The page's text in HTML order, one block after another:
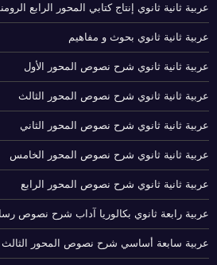
عربية ثانية ثانوي إنتاج كتابي المحور الرابع
عربية ثانية ثانوي بحوث و مفاهيم
عربية ثانية ثانوي شرح نصوص المحور الأول
عربية ثانية ثانوي شرح نصوص المحور الثالث
عربية ثانية ثانوي شرح نصوص المحور الثاني
عربية ثانية ثانوي شرح نصوص المحور الخامس
عربية ثانية ثانوي شرح نصوص المحور الرابع
عربية رابعة ثانوي بكالوريا آداب شرح نصوص
عربية سابعة أساسي شرح نصوص المحور الثالث